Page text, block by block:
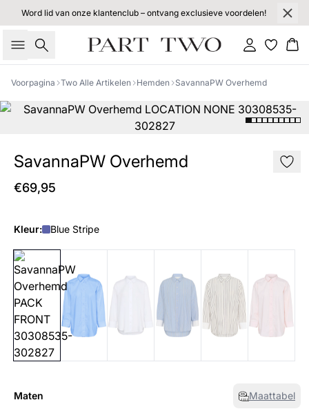
Word lid van onze klantenclub – ontvang exclusieve voordelen!
Zoeken Inloggen
Voorpagina Two Alle Artikelen Hemden SavannaPW Overhemd
SavannaPW Overhemd
€69,95
Kleur: Blue Stripe
Maten Maattabel